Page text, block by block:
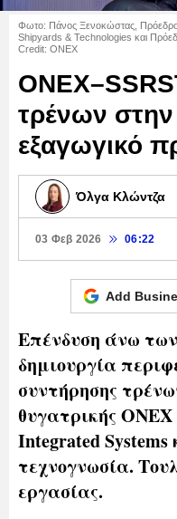
Φωτο: Πάνος Ξενοκώστας,
Shipyards & Technologies και
Credit: ONEX
τρένων
εξαγωγικό
Όλγα Κλώντζα
03 Φεβ 2026 06:22
Add
Επένδυση άνω
δημιουργία
συντήρησης
θυγατρικής
Integrated
τεχνογνωσία.
εργασίας.